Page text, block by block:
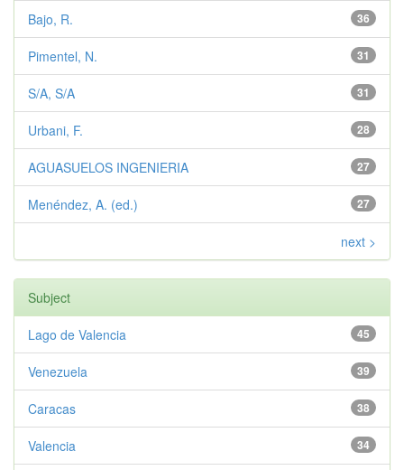
36
Bajo, R.
31
Pimentel, N.
31
S/A, S/A
28
Urbani, F.
27
AGUASUELOS INGENIERIA
27
Menéndez, A. (ed.)
next >
Subject
45
Lago de Valencia
39
Venezuela
38
Caracas
34
Valencia